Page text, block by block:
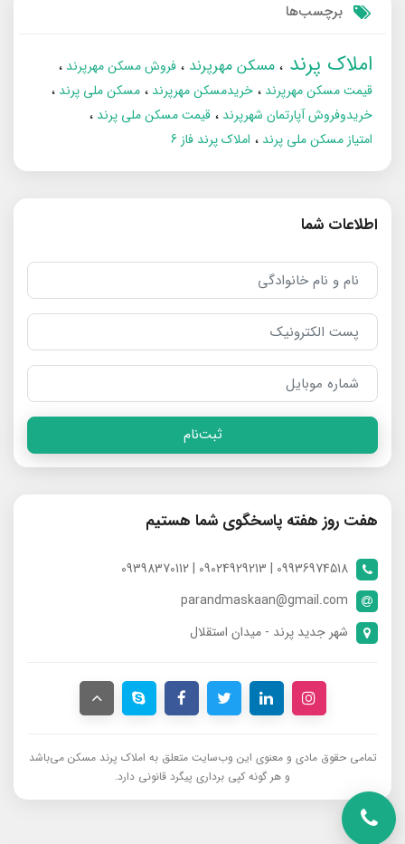
برچسب‌ها
املاک پرند مسکن مهرپرند
فروش مسکن مهرپرند
قیمت مسکن مهرپرند
خریدمسکن مهرپرند
مسکن ملی پرند
خریدوفروش آپارتمان شهرپرند
قیمت مسکن ملی پرند
امتیاز مسکن ملی پرند
املاک پرند فاز 6
اطلاعات شما
ثبت‌نام
هفت روز هفته پاسخگوی شما هستیم
09936974518 | 09024929213 | 09398370112
parandmaskaan@gmail.com
شهر جدید پرند - میدان استقلال
تمامی حقوق مادی و معنوی این وب‌سایت متعلق به املاک پرند مسکن می‌باشد
و هر گونه کپی برداری پیگرد قانونی دارد.